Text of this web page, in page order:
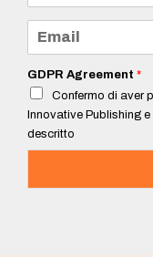
m
e
a
i
*
GDPR Agreement *
Confermo di aver
Innovative Publishing
descritto